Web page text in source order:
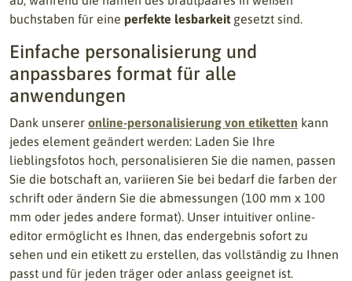
buchstaben für eine perfekte lesbarkeitgesetzt sind.
Einfache personalisierung und
anpassbares format für alle
anwendungen
Dank unserer online-personalisierung von etiketten kann
jedes element geändert werden: Laden Sie Ihre
lieblingsfotos hoch, personalisieren Sie die namen, passen
Sie die botschaft an, variieren Sie bei bedarf die farben der
schrift oder ändern Sie die abmessungen (100 mm x 100
mm oder jedes andere format). Unser intuitiver online-
editor ermöglicht es Ihnen, das endergebnis sofort zu
sehen und ein etikett zu erstellen, das vollständig zu Ihnen
passt und für jeden träger oder anlass geeignet ist.